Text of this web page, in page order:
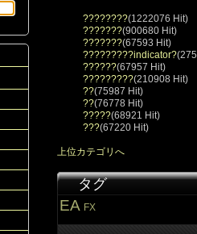
????????(1222076 Hit)
???????(900680 Hit)
???????(67593 Hit)
?????????indicator?
??????(67957 Hit)
?????????(210908 Hit)
??(75987 Hit)
??(76778 Hit)
?????(68921 Hit)
???(67220 Hit)
上位カテゴリへ
タグ
EA FX